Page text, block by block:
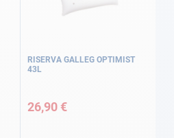
RISERVA GALLEG OPTIMIST
43L
26,90 €